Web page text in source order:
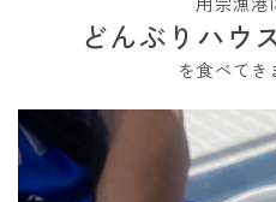
どんぶりハ
を食べて